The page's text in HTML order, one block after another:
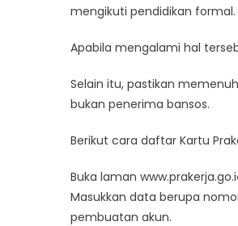
mengikuti pendidikan formal.
Apabila mengalami hal
Selain itu, pastikan
bukan penerima bansos.
Berikut cara daftar Kartu
Buka laman
Masukkan data berupa
pembuatan akun.